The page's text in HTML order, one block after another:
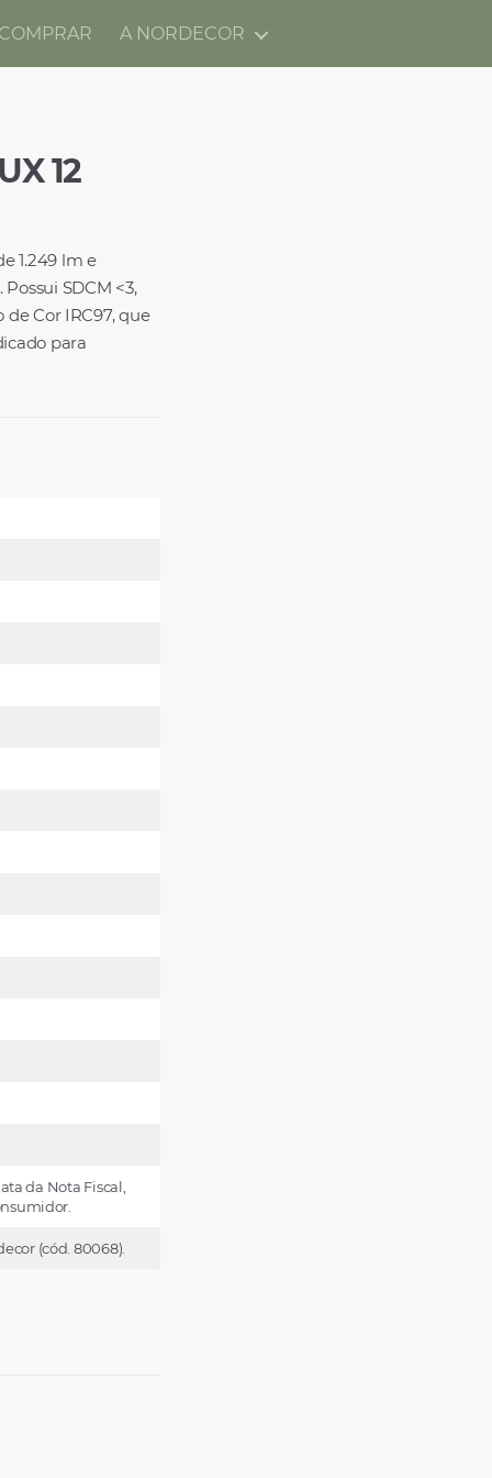
A NORDECOR
12
1.249 lm e
SDCM <3,
Cor IRC97, que
para
da Nota Fiscal,
(cód. 80068).